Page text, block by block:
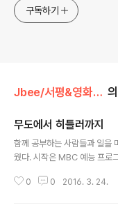
구독하기
Jbee/서평&영화&자격증
무도에서 히틀러까지
함께 공부하는 사람들과 일을
웠다. 시작은 MBC 예능 프로
점은 여기서 부터 발의가 된다
0 0 2016. 3. 24.